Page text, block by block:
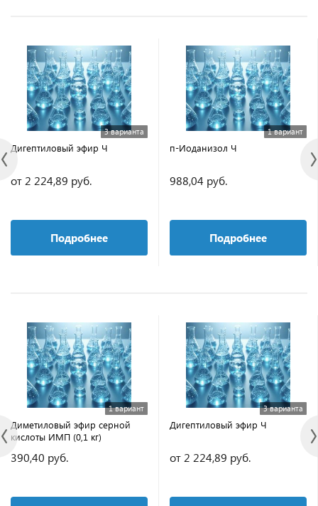
3 варианта
Дигептиловый эфир Ч
от 2 224,89 руб.
Подробнее
1 вариант
п-Иоданизол Ч
988,04 руб.
Подробнее
1 вариант
Диметиловый эфир серной
кислоты ИМП (0,1 кг)
390,40 руб.
3 варианта
Дигептиловый эфир Ч
от 2 224,89 руб.